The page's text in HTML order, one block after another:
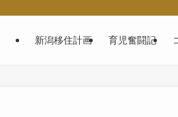
新潟移住計画 育児奮闘記